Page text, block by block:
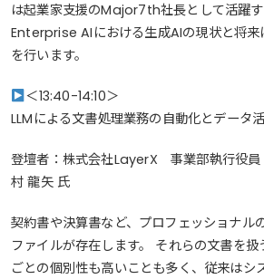
は起業家支援のMajor7th社長として活躍す
Enterprise AIにおける生成AIの現状と将来
を行います。
＜13:40-14:10＞
LLMによる文書処理業務の自動化とデータ
登壇者：株式会社LayerX 事業部執行役
村 龍矢 氏
契約書や決算書など、プロフェッショナル
ファイルが存在します。 それらの文書を
ごとの個別性も高いことも多く、従来はシ